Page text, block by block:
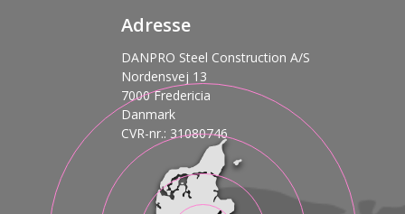
Adresse
DANPRO Steel Construction A/S
Nordensvej 13
7000 Fredericia
Danmark
CVR-nr.: 31080746